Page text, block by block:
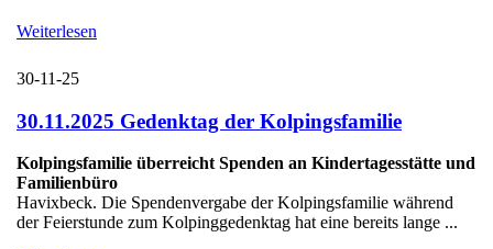
Weiterlesen
30-11-25
30.11.2025 Gedenktag der Kolpingsfamilie
Kolpingsfamilie überreicht Spenden an Kindertagesstätte und
Familienbüro
Havixbeck. Die Spendenvergabe der Kolpingsfamilie während
der Feierstunde zum Kolpinggedenktag hat eine bereits lange ...